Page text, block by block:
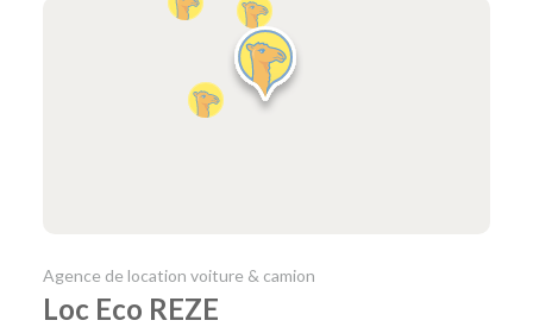
Agence de location voiture & camion
Loc Eco REZE